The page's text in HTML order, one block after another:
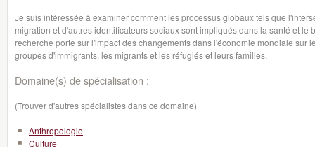
Je suis intéressée à examiner comment les processus globaux tels que
migration et d'autres identificateurs sociaux sont impliqués dans la santé et
recherche porte sur l'impact des changements dans l'économie mondiale sur
groupes d'immigrants, les migrants et les réfugiés et leurs familles.
Domaine(s) de spécialisation :
(Trouver d'autres spécialistes dans ce domaine)
Anthropologie
Culture